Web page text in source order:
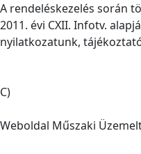
A rendeléskezelés során
2011. évi CXII. Infotv.
nyilatkozatunk,
C)
Weboldal Műszaki